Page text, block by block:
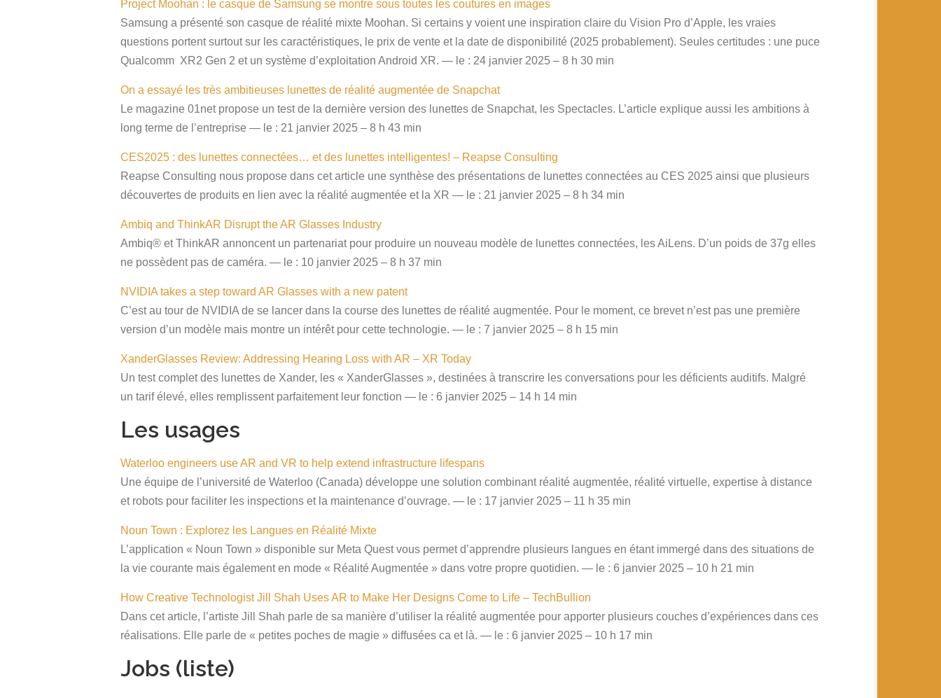
Project Moohan : le casque de Samsung se montre sous toutes les coutures en images
Samsung a présenté son casque de réalité mixte Moohan. Si certains y voient une inspiration claire du Vision Pro d’Apple, les vraies
questions portent surtout sur les caractéristiques, le prix de vente et la date de disponibilité (2025 probablement). Seules certitudes : une puce
Qualcomm XR2 Gen 2 et un système d’exploitation Android XR. — le : 24 janvier 2025 – 8 h 30 min
On a essayé les très ambitieuses lunettes de réalité augmentée de Snapchat
Le magazine 01net propose un test de la dernière version des lunettes de Snapchat, les Spectacles. L’article explique aussi les ambitions à
long terme de l’entreprise — le : 21 janvier 2025 – 8 h 43 min
CES2025 : des lunettes connectées… et des lunettes intelligentes! – Reapse Consulting
Reapse Consulting nous propose dans cet article une synthèse des présentations de lunettes connectées au CES 2025 ainsi que plusieurs
découvertes de produits en lien avec la réalité augmentée et la XR — le : 21 janvier 2025 – 8 h 34 min
Ambiq and ThinkAR Disrupt the AR Glasses Industry
Ambiq® et ThinkAR annoncent un partenariat pour produire un nouveau modèle de lunettes connectées, les AiLens. D’un poids de 37g elles
ne possèdent pas de caméra. — le : 10 janvier 2025 – 8 h 37 min
NVIDIA takes a step toward AR Glasses with a new patent
C’est au tour de NVIDIA de se lancer dans la course des lunettes de réalité augmentée. Pour le moment, ce brevet n’est pas une première
version d’un modèle mais montre un intérêt pour cette technologie. — le : 7 janvier 2025 – 8 h 15 min
XanderGlasses Review: Addressing Hearing Loss with AR – XR Today
Un test complet des lunettes de Xander, les « XanderGlasses », destinées à transcrire les conversations pour les déficients auditifs. Malgré
un tarif élevé, elles remplissent parfaitement leur fonction — le : 6 janvier 2025 – 14 h 14 min
Les usages
Waterloo engineers use AR and VR to help extend infrastructure lifespans
Une équipe de l’université de Waterloo (Canada) développe une solution combinant réalité augmentée, réalité virtuelle, expertise à distance
et robots pour faciliter les inspections et la maintenance d’ouvrage. — le : 17 janvier 2025 – 11 h 35 min
Noun Town : Explorez les Langues en Réalité Mixte
L’application « Noun Town » disponible sur Meta Quest vous permet d’apprendre plusieurs langues en étant immergé dans des situations de
la vie courante mais également en mode « Réalité Augmentée » dans votre propre quotidien. — le : 6 janvier 2025 – 10 h 21 min
How Creative Technologist Jill Shah Uses AR to Make Her Designs Come to Life – TechBullion
Dans cet article, l’artiste Jill Shah parle de sa manière d’utiliser la réalité augmentée pour apporter plusieurs couches d’expériences dans ces
réalisations. Elle parle de « petites poches de magie » diffusées ca et là. — le : 6 janvier 2025 – 10 h 17 min
Jobs (liste)